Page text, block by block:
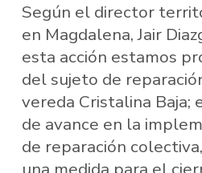
Según el director
en Magdalena, Jair
esta acción estamos
del sujeto de
vereda Cristalina Baja;
de avance en la
de reparación